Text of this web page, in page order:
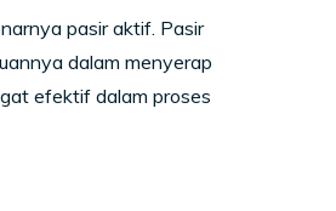
pasir aktif. Pasir
dalam menyerap
efektif dalam proses